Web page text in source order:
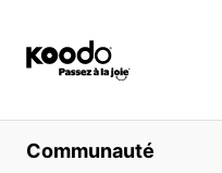
Magasiner
Communauté